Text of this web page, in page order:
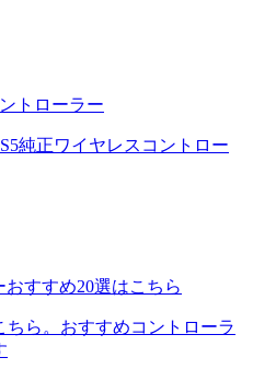
トローラー
純正ワイヤレスコントロー
おすすめ20選はこちら
ら。おすすめコントローラ